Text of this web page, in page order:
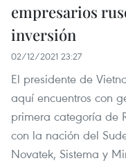
empresarios
inversión ​
02/12/2021 23:27
El presidente de
aquí encuentros con
primera categoría de
con la nación del
Novatek, Sistema y